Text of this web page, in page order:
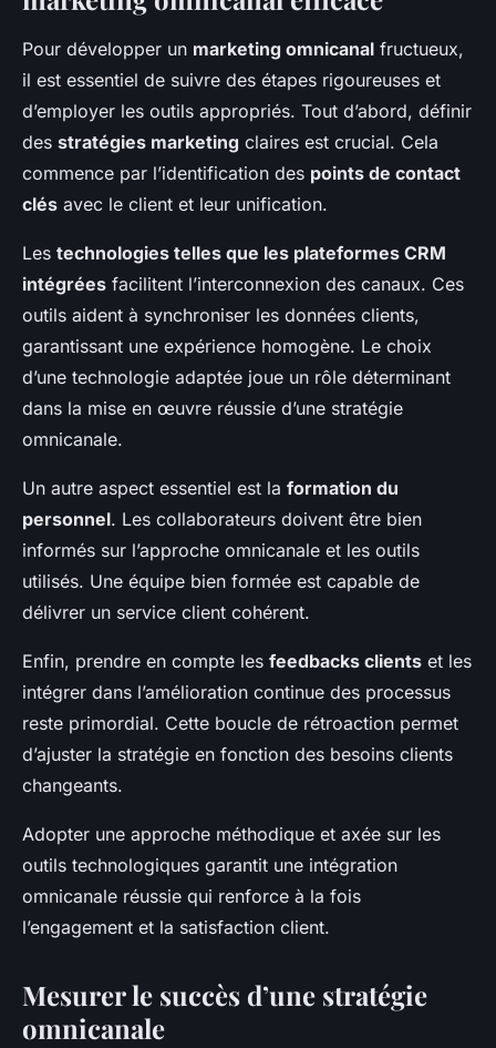
Pour développer un marketing omnicanal fructueux,
il est essentiel de suivre des étapes rigoureuses et
d’employer les outils appropriés. Tout d’abord, définir
des stratégies marketing claires est crucial. Cela
commence par l’identification des points de contact
clés avec le client et leur unification.
Les technologies telles que les plateformes CRM
intégrées facilitent l’interconnexion des canaux. Ces
outils aident à synchroniser les données clients,
garantissant une expérience homogène. Le choix
d’une technologie adaptée joue un rôle déterminant
dans la mise en œuvre réussie d’une stratégie
omnicanale.
Un autre aspect essentiel est la formation du
personnel. Les collaborateurs doivent être bien
informés sur l’approche omnicanale et les outils
utilisés. Une équipe bien formée est capable de
délivrer un service client cohérent.
Enfin, prendre en compte les feedbacks clients et les
intégrer dans l’amélioration continue des processus
reste primordial. Cette boucle de rétroaction permet
d’ajuster la stratégie en fonction des besoins clients
changeants.
Adopter une approche méthodique et axée sur les
outils technologiques garantit une intégration
omnicanale réussie qui renforce à la fois
l’engagement et la satisfaction client.
Mesurer le succès d’une stratégie
omnicanale